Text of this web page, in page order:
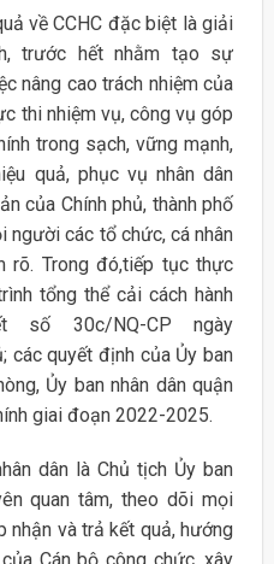
về CCHC đặc biệt là giải
trước hết nhằm tạo sự
nâng cao trách nhiệm của
thi nhiệm vụ, công vụ góp
trong sạch, vững mạnh,
quả, phục vụ nhân dân
của Chính phủ, thành phố
người các tổ chức, cá nhân
rõ. Trong đó,tiếp tục thực
tổng thể cải cách hành
số 30c/NQ-CP ngày
các quyết định của Ủy ban
Ủy ban nhân dân quận
giai đoạn 2022-2025.
dân là Chủ tịch Ủy ban
quan tâm, theo dõi mọi
nhận và trả kết quả, hướng